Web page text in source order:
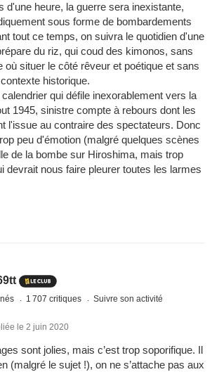
d'une heure, la guerre sera inexistante,
sous forme de bombardements
tout ce temps, on suivra le quotidien d'une
du riz, qui coud des kimonos, sans
où situer le côté rêveur et poétique et sans
historique.
qui défile inexorablement vers la
1945, sinistre compte à rebours dont les
l'issue au contraire des spectateurs. Donc
peu d'émotion (malgré quelques scènes
de la bombe sur Hiroshima, mais trop
devrait nous faire pleurer toutes les larmes
1 707 critiques Suivre son activité
le 2 juin 2020
sont jolies, mais c’est trop soporifique. Il
(malgré le sujet !), on ne s’attache pas aux